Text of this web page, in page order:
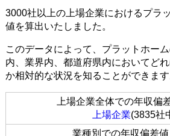
3000社以上の上場企業におけるプラ
値を算出いたしました。
このデータによって、プラットホー
内、業界内、都道府県内においてど
か相対的な状況を知ることができます
上場企業全体での年収偏
上場企業(3835社
業種別での年収偏差